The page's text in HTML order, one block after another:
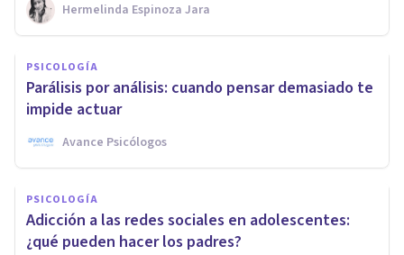
Hermelinda Espinoza Jara
PSICOLOGÍA
Parálisis por análisis: cuando pensar demasiado te
impide actuar
Avance Psicólogos
PSICOLOGÍA
Adicción a las redes sociales en adolescentes:
¿qué pueden hacer los padres?